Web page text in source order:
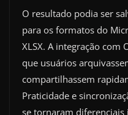
O resultado podia ser
para os formatos do
XLSX. A integração com
que usuários
compartilhassem
Praticidade e
se tornaram